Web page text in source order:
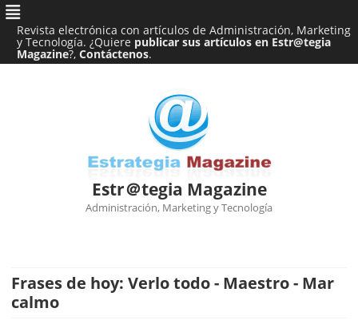
Revista electrónica con artículos de Administración, Marketing
y Tecnología. ¿Quiere publicar sus artículos en Estr@tegia
Magazine?, Contáctenos.
Estr＠tegia Magazine
Administración, Marketing y Tecnología
contenido
Frases de hoy: Verlo todo - Maestro - Mar
calmo